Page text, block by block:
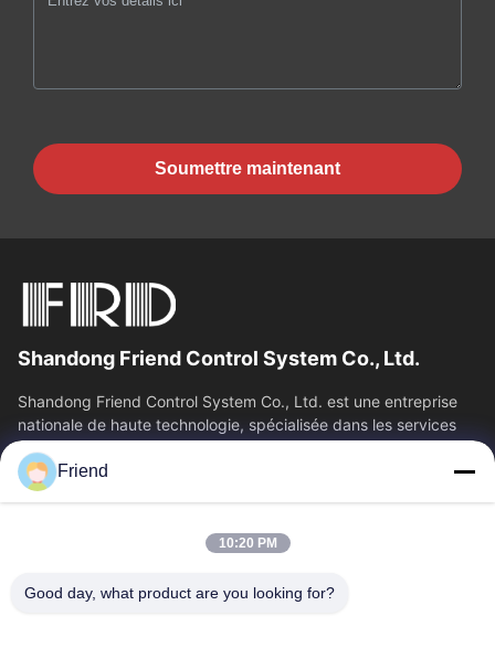
Soumettre maintenant
Shandong Friend Control System Co., Ltd.
Shandong Friend Control System Co., Ltd. est une entreprise
nationale de haute technologie, spécialisée dans les services
de R&D en...
Liens Rapides
A Propos De Nous
Visite D'usine
Contrôle De La Qualité
Friend
10:20 PM
Good day, what product are you looking for?